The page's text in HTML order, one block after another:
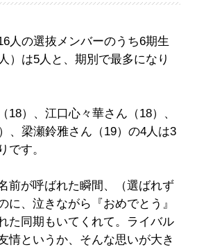
人の選抜メンバーのうち6期生
）は5人と、期別で最多になり
18）、江口心々華さん（18）、
、梁瀬鈴雅さん（19）の4人は3
です。
前が呼ばれた瞬間、（選ばれず
に、泣きながら『おめでとう』
た同期もいてくれて。ライバル
情というか、そんな思いが大き